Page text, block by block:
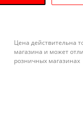
Цена действительна
магазина и может
розничных магазинах